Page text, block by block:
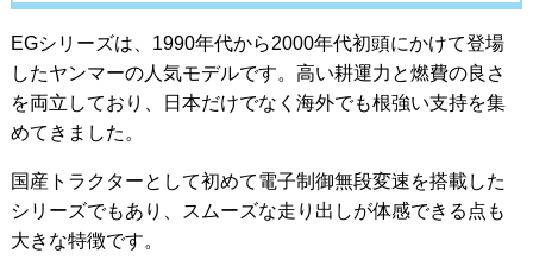
EGシリーズは、1990年代から2000年代初頭にかけて登場
したヤンマーの人気モデルです。高い耕運力と燃費の良さ
を両立しており、日本だけでなく海外でも根強い支持を集
めてきました。
国産トラクターとして初めて電子制御無段変速を搭載した
シリーズでもあり、スムーズな走り出しが体感できる点も
大きな特徴です。